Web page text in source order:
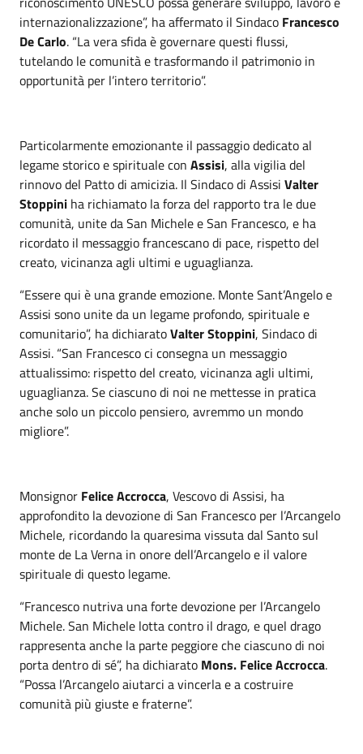
internazionalizzazione”, ha affermato il Sindaco Francesco
De Carlo. “La vera sfida è governare questi flussi,
tutelando le comunità e trasformando il patrimonio in
opportunità per l’intero territorio”.
Particolarmente emozionante il passaggio dedicato al
legame storico e spirituale con Assisi, alla vigilia del
rinnovo del Patto di amicizia. Il Sindaco di Assisi Valter
Stoppini ha richiamato la forza del rapporto tra le due
comunità, unite da San Michele e San Francesco, e ha
ricordato il messaggio francescano di pace, rispetto del
creato, vicinanza agli ultimi e uguaglianza.
“Essere qui è una grande emozione. Monte Sant’Angelo e
Assisi sono unite da un legame profondo, spirituale e
comunitario”, ha dichiaratoValter Stoppini, Sindaco di
Assisi. “San Francesco ci consegna un messaggio
attualissimo: rispetto del creato, vicinanza agli ultimi,
uguaglianza. Se ciascuno di noi ne mettesse in pratica
anche solo un piccolo pensiero, avremmo un mondo
migliore”.
Monsignor Felice Accrocca, Vescovo di Assisi, ha
approfondito la devozione di San Francesco per l’Arcangelo
Michele, ricordando la quaresima vissuta dal Santo sul
monte de La Verna in onore dell’Arcangelo e il valore
spirituale di questo legame.
“Francesco nutriva una forte devozione per l’Arcangelo
Michele. San Michele lotta contro il drago, e quel drago
rappresenta anche la parte peggiore che ciascuno di noi
porta dentro di sé”, ha dichiarato Mons. Felice Accrocca.
“Possa l’Arcangelo aiutarci a vincerla e a costruire
comunità più giuste e fraterne”.